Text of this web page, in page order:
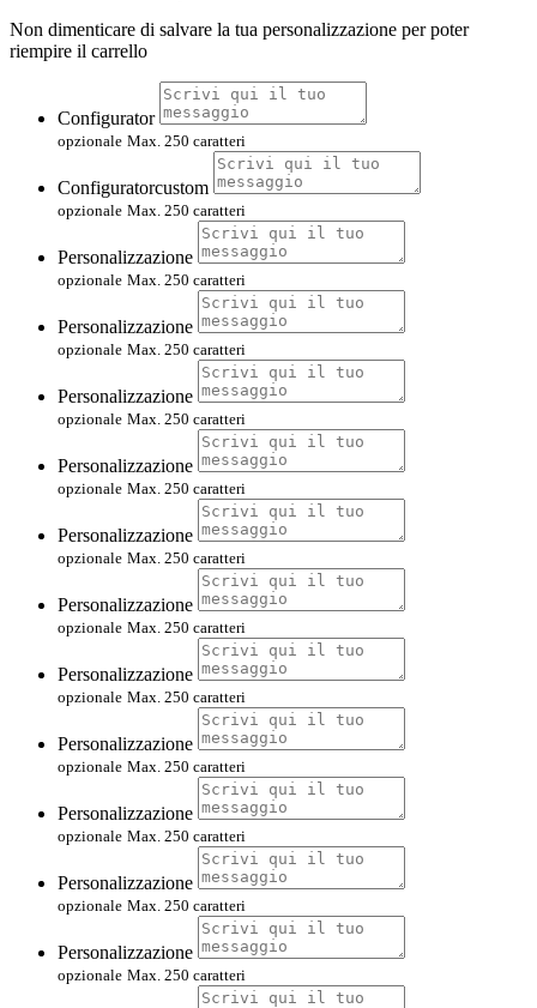
Non dimenticare di salvare la tua personalizzazione per poter
riempire il carrello
Configurator
opzionale Max. 250 caratteri
Configuratorcustom
opzionale Max. 250 caratteri
Personalizzazione
opzionale Max. 250 caratteri
Personalizzazione
opzionale Max. 250 caratteri
Personalizzazione
opzionale Max. 250 caratteri
Personalizzazione
opzionale Max. 250 caratteri
Personalizzazione
opzionale Max. 250 caratteri
Personalizzazione
opzionale Max. 250 caratteri
Personalizzazione
opzionale Max. 250 caratteri
Personalizzazione
opzionale Max. 250 caratteri
Personalizzazione
opzionale Max. 250 caratteri
Personalizzazione
opzionale Max. 250 caratteri
Personalizzazione
opzionale Max. 250 caratteri